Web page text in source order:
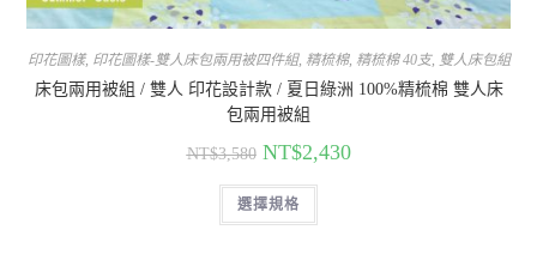
印花圖樣, 印花圖樣-雙人床包兩用被四件組, 精梳棉, 精梳棉 40支, 雙人床包組
床包兩用被組 / 雙人 印花設計款 / 夏日綠洲 100%精梳棉 雙人床
包兩用被組
NT$3,580 NT$2,430
選擇規格